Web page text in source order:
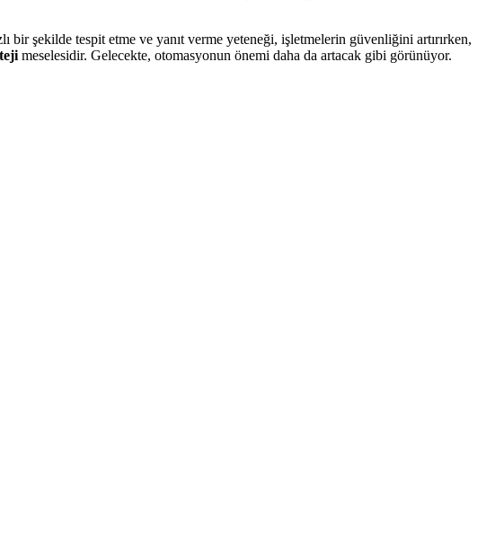
şekilde tespit etme ve yanıt verme yeteneği, işletmelerin güvenliğini artırırken,
meselesidir. Gelecekte, otomasyonun önemi daha da artacak gibi görünüyor.